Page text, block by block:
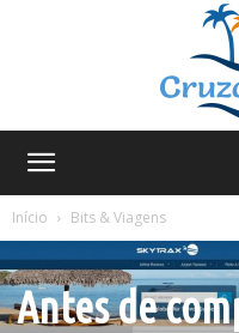
Início
Bits & Viagens
Bits & Viagens
Antes de